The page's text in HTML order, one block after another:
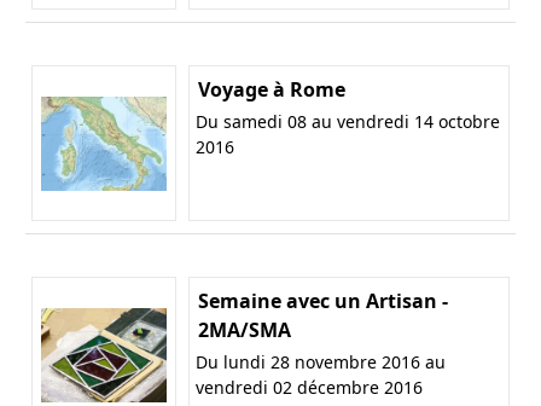
Voyage à Rome
Du samedi 08 au vendredi 14 octobre
2016
Semaine avec un Artisan -
2MA/SMA
Du lundi 28 novembre 2016 au
vendredi 02 décembre 2016